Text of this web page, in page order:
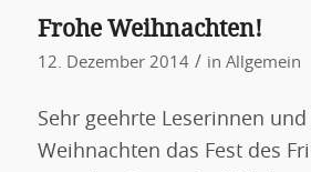
Frohe Weihnachten!
12. Dezember 2014 / in Allgemein
Sehr geehrte Leserinnen und
Weihnachten das Fest des